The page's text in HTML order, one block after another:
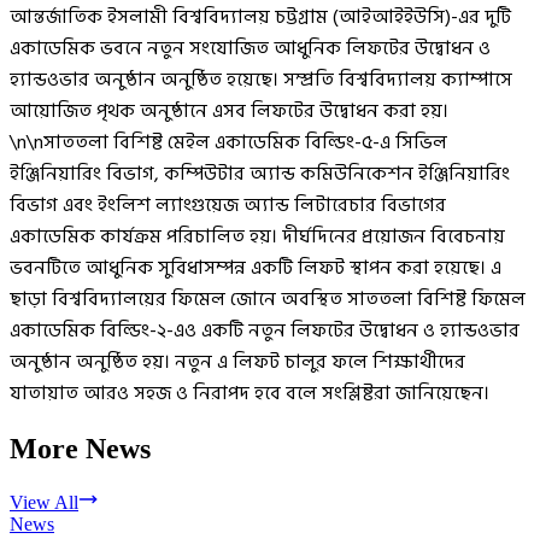
আন্তর্জাতিক ইসলামী বিশ্ববিদ্যালয় চট্টগ্রাম (আইআইইউসি)-এর দুটি
একাডেমিক ভবনে নতুন সংযোজিত আধুনিক লিফটের উদ্বোধন ও
হ্যান্ডওভার অনুষ্ঠান অনুষ্ঠিত হয়েছে। সম্প্রতি বিশ্ববিদ্যালয় ক্যাম্পাসে
আয়োজিত পৃথক অনুষ্ঠানে এসব লিফটের উদ্বোধন করা হয়।
\n\nসাততলা বিশিষ্ট মেইল একাডেমিক বিল্ডিং-৫-এ সিভিল
ইঞ্জিনিয়ারিং বিভাগ, কম্পিউটার অ্যান্ড কমিউনিকেশন ইঞ্জিনিয়ারিং
বিভাগ এবং ইংলিশ ল্যাংগুয়েজ অ্যান্ড লিটারেচার বিভাগের
একাডেমিক কার্যক্রম পরিচালিত হয়। দীর্ঘদিনের প্রয়োজন বিবেচনায়
ভবনটিতে আধুনিক সুবিধাসম্পন্ন একটি লিফট স্থাপন করা হয়েছে। এ
ছাড়া বিশ্ববিদ্যালয়ের ফিমেল জোনে অবস্থিত সাততলা বিশিষ্ট ফিমেল
একাডেমিক বিল্ডিং-২-এও একটি নতুন লিফটের উদ্বোধন ও হ্যান্ডওভার
অনুষ্ঠান অনুষ্ঠিত হয়। নতুন এ লিফট চালুর ফলে শিক্ষার্থীদের
যাতায়াত আরও সহজ ও নিরাপদ হবে বলে সংশ্লিষ্টরা জানিয়েছেন।
More News
View All
News